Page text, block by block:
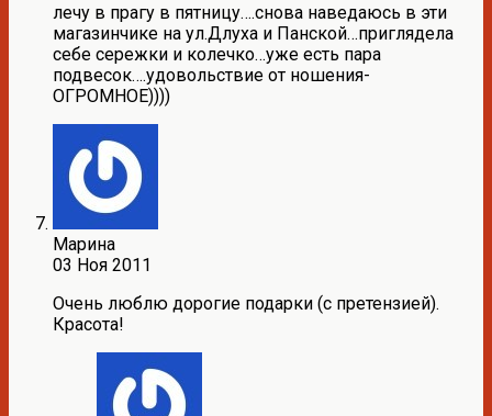
лечу в прагу в пятницу….снова наведаюсь в эти
магазинчике на ул.Длуха и Панской…приглядела
себе сережки и колечко…уже есть пара
подвесок….удовольствие от ношения-
ОГРОМНОЕ))))
Марина
03 Ноя 2011
Очень люблю дорогие подарки (с претензией).
Красота!